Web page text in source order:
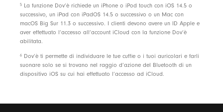
La confezione dei Beats Flex è composta all’87% di
materiale vegetale proveniente da fibre riciclate e/o
foreste sostenibili
5
La funzione Dov’è richiede un iPhone o iPod touch con iOS 14.5 o
successivo, un iPad con iPadOS 14.5 o successivo o un Mac con
macOS Big Sur 11.3 o successivo. I clienti devono avere un ID Apple e
aver effettuato l’accesso all’account iCloud con la funzione Dov’è
abilitata.
6
Dov’è ti permette di individuare le tue cuffie o i tuoi auricolari e farli
suonare solo se si trovano nel raggio d’azione del Bluetooth di un
dispositivo iOS su cui hai effettuato l’accesso ad iCloud.